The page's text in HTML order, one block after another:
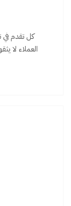
كل تقدم
العملاء لا